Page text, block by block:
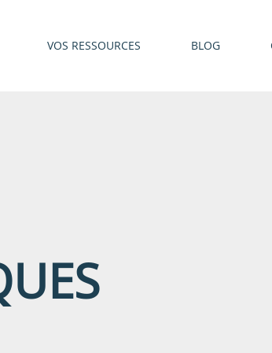
VOS RESSOURCES BLOG